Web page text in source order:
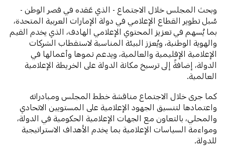
وبحث المجلس خلال الاجتماع - الذي عَقده في قصر الوطن -
سُبل تطوير القطاع الإعلامي في دولة الإمارات العربية المتحدة،
بما يُسهم في تعزيز المحتوي الإعلامي الهادف، الذي يخدم القيم
والهوية الوطنية، ويُعزز البيئة المناسبة لاستقطاب الشركات
الإعلامية الإقليمية والعالمية، ويدعم نموها وأعمالها في
الدولة، إضافةً إلى ترسيخ مكانة الدولة على الخريطة الإعلامية
العالمية.
كما جرى خلال الاجتماع مناقشة خطط المجلس ومبادراته
واعتمادها لتنسيق الجهود الإعلامية على المستويين الاتحادي
والمحلي، بالتعاون مع الجهات الإعلامية الحكومية في الدولة،
ومواءمة السياسات الإعلامية بما يخدم الأهداف الاستراتيجية
للدولة.